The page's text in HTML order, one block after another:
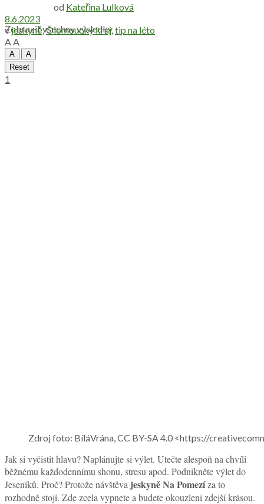
Zobrazit všechny výsledky
od Kateřina Lulková
8.6.2023
vjeskyně,Olomoucký kraj,tip na léto
AA
A
A
Reset
1
Zdroj foto: BíláVrána, CC BY-SA 4.0 <https://
Jak si vyčistit hlavu? Naplánujte si výlet. Utečte alespoň na chvíli
běžnému každodennímu shonu, stresu apod. Podnikněte výlet do
Jeseníků. Proč? Protože návštěva jeskyně Na Pomezíza to
rozhodně stojí. Zde zcela vypnete a budete okouzleni zdejší krásou.